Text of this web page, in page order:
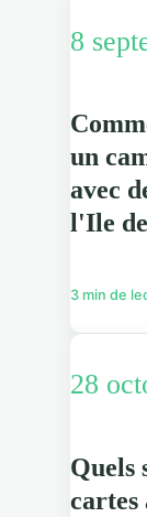
8
un
avec
l'Ile
3 min de
28
Quels
cartes